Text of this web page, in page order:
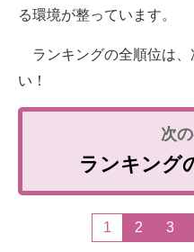
る環境が整っています。
ランキングの全順位は、
い！
ランキング
1 2 3